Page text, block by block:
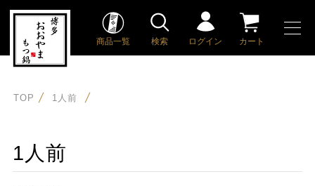
商品一覧 検索 ログイン カート
TOP 1人前
1人前